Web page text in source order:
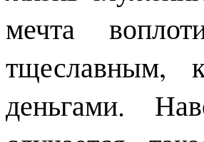
мечта
тщеславным,
деньгами.